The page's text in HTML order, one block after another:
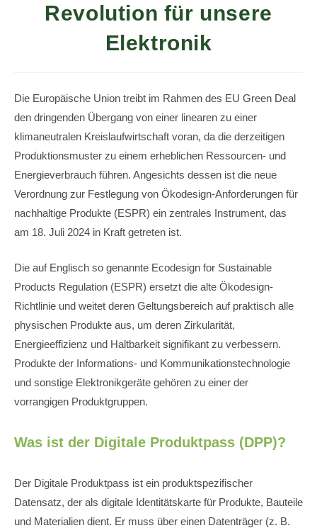
Revolution für unsere
Elektronik
Die Europäische Union treibt im Rahmen des EU Green Deal
den dringenden Übergang von einer linearen zu einer
klimaneutralen Kreislaufwirtschaft voran, da die derzeitigen
Produktionsmuster zu einem erheblichen Ressourcen- und
Energieverbrauch führen. Angesichts dessen ist die neue
Verordnung zur Festlegung von Ökodesign-Anforderungen für
nachhaltige Produkte (ESPR) ein zentrales Instrument, das
am 18. Juli 2024 in Kraft getreten ist.
Die auf Englisch so genannte Ecodesign for Sustainable
Products Regulation (ESPR) ersetzt die alte Ökodesign-
Richtlinie und weitet deren Geltungsbereich auf praktisch alle
physischen Produkte aus, um deren Zirkularität,
Energieeffizienz und Haltbarkeit signifikant zu verbessern.
Produkte der Informations- und Kommunikationstechnologie
und sonstige Elektronikgeräte gehören zu einer der
vorrangigen Produktgruppen.
Was ist der Digitale Produktpass (DPP)?
Der Digitale Produktpass ist ein produktspezifischer
Datensatz, der als digitale Identitätskarte für Produkte, Bauteile
und Materialien dient. Er muss über einen Datenträger (z. B.